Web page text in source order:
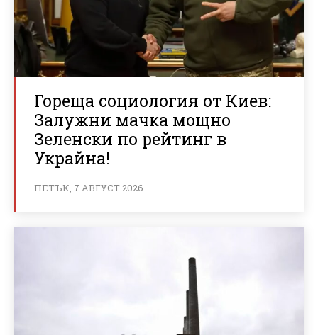
Гореща социология от Киев:
Залужни мачка мощно
Зеленски по рейтинг в
Украйна!
ПЕТЪК, 7 АВГУСТ 2026